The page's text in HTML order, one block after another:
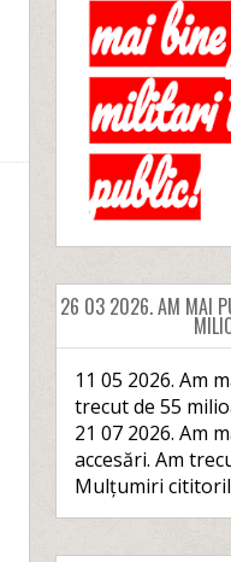
26 03 2026. AM MAI
11 05 2026. Am
trecut de 55
21 07 2026. Am
accesări. Am
Mulțumiri